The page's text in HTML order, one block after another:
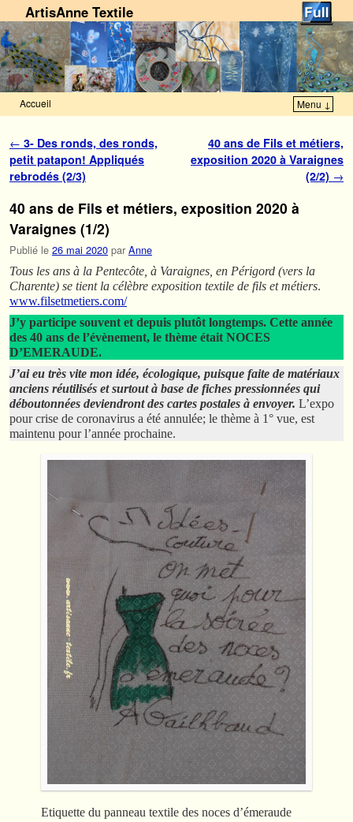
ArtisAnne Textile
Accueil Menu ↓
Navigation des articles
← 3- Des ronds, des ronds,
petit patapon! Appliqués
rebrodés (2/3)
40 ans de Fils et métiers,
exposition 2020 à Varaignes
(2/2) →
40 ans de Fils et métiers, exposition 2020 à
Varaignes (1/2)
Publié le 26 mai 2020 par Anne
Tous les ans à la Pentecôte, à Varaignes, en Périgord (vers la
Charente) se tient la célèbre exposition textile de fils et métiers.
www.filsetmetiers.com/
J’y participe souvent et depuis plutôt longtemps. Cette année
des 40 ans de l’évènement, le thème était NOCES
D’EMERAUDE.
J’ai eu très vite mon idée, écologique, puisque faite de matériaux
anciens réutilisés et surtout à base de fiches pressionnées qui
déboutonnées deviendront des cartes postales à envoyer. L’expo
pour crise de coronavirus a été annulée; le thème à 1° vue, est
maintenu pour l’année prochaine.
Etiquette du panneau textile des noces d’émeraude